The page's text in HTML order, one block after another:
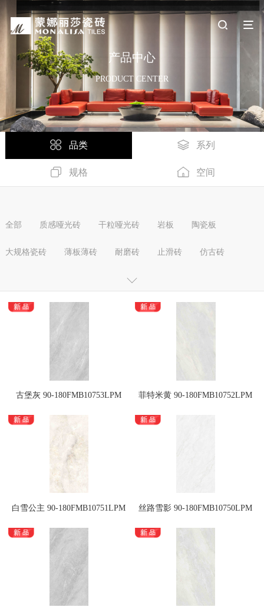
产品中心
PRODUCT CENTER
品类 系列
规格 空间
全部 质感哑光砖 干粒哑光砖 岩板 陶瓷板
大规格瓷砖 薄板薄砖 耐磨砖 止滑砖 仿古砖
全通体大理石抛釉砖
全抛釉瓷砖 干粒镜面瓷质砖
古堡灰 90-180FMB10753LPM 菲特米黄 90-180FMB10752LPM
白雪公主 90-180FMB10751LPM 丝路雪影 90-180FMB10750LPM